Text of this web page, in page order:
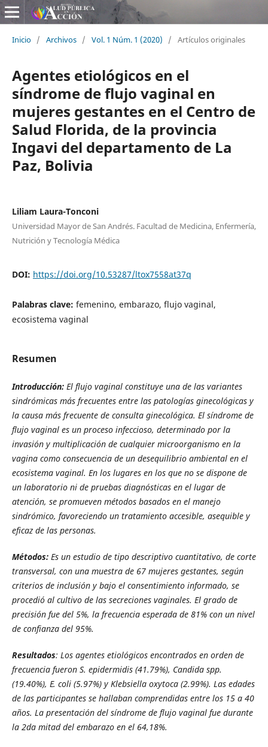
Inicio / Archivos / Vol. 1 Núm. 1 (2020) / Artículos originales
Agentes etiológicos en el
síndrome de flujo vaginal en
mujeres gestantes en el Centro de
Salud Florida, de la provincia
Ingavi del departamento de La
Paz, Bolivia
Liliam Laura-Tonconi
Universidad Mayor de San Andrés. Facultad de Medicina, Enfermería,
Nutrición y Tecnología Médica
DOI: https://doi.org/10.53287/ltox7558at37q
Palabras clave: femenino, embarazo, flujo vaginal,
ecosistema vaginal
Resumen
Introducción: El flujo vaginal constituye una de las variantes
sindrómicas más frecuentes entre las patologías ginecológicas y
la causa más frecuente de consulta ginecológica. El síndrome de
flujo vaginal es un proceso infeccioso, determinado por la
invasión y multiplicación de cualquier microorganismo en la
vagina como consecuencia de un desequilibrio ambiental en el
ecosistema vaginal. En los lugares en los que no se dispone de
un laboratorio ni de pruebas diagnósticas en el lugar de
atención, se promueven métodos basados en el manejo
sindrómico, favoreciendo un tratamiento accesible, asequible y
eficaz de las personas.
Métodos: Es un estudio de tipo descriptivo cuantitativo, de corte
transversal, con una muestra de 67 mujeres gestantes, según
criterios de inclusión y bajo el consentimiento informado, se
procedió al cultivo de las secreciones vaginales. El grado de
precisión fue del 5%, la frecuencia esperada de 81% con un nivel
de confianza del 95%.
Resultados: Los agentes etiológicos encontrados en orden de
frecuencia fueron S. epidermidis (41.79%), Candida spp.
(19.40%), E. coli (5.97%) y Klebsiella oxytoca (2.99%). Las edades
de las participantes se hallaban comprendidas entre los 15 a 40
años. La presentación del síndrome de flujo vaginal fue durante
la 2da mitad del embarazo en el 64,18%.